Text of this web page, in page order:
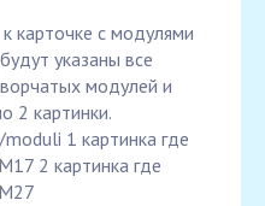
карточке с модулями
указаны все
модулей и
2 картинки.
1 картинка где
2 картинка где